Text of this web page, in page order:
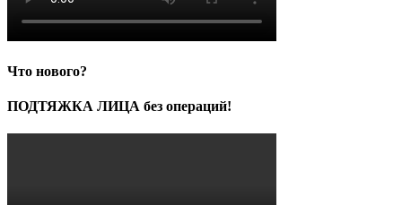
Что нового?
ПОДТЯЖКА ЛИЦА без операций!